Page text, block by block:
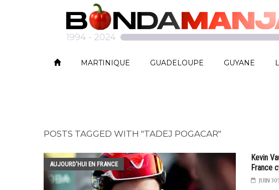
MARTINIQUE GUADELOUPE GUYANE
POSTS TAGGED WITH "TADEJ POGACAR"
AUJOURD'HUI EN FRANCE
Kevin
France
JUIN